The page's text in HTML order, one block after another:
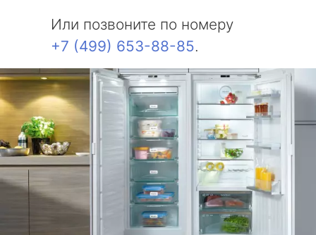
Или позвоните по номеру
+7 (499) 653-88-85.